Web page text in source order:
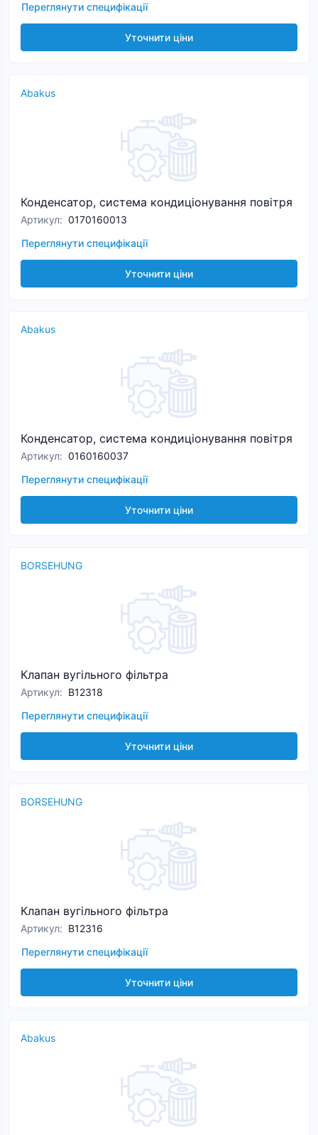
Переглянути специфікації
Уточнити ціни
Abakus
Конденсатор, система кондиціонування повітря
Артикул: 0170160013
Переглянути специфікації
Уточнити ціни
Abakus
Конденсатор, система кондиціонування повітря
Артикул: 0160160037
Переглянути специфікації
Уточнити ціни
BORSEHUNG
Клапан вугільного фільтра
Артикул: B12318
Переглянути специфікації
Уточнити ціни
BORSEHUNG
Клапан вугільного фільтра
Артикул: B12316
Переглянути специфікації
Уточнити ціни
Abakus